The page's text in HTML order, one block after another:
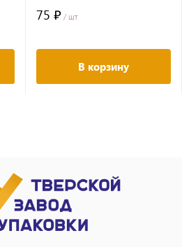
75 ₽ / шт
В корзину